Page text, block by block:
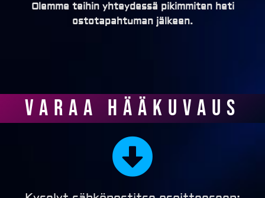
Olemme teihin yhteydessä pikimmiten heti
ostotapahtuman jälkeen.
Varaa hääkuvaus